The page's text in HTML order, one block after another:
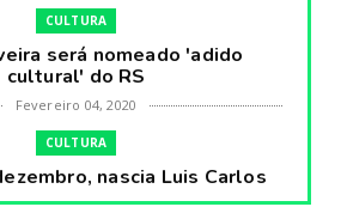
CULTURA
será nomeado 'adido
cultural' do RS
Fevereiro 04, 2020
CULTURA
nascia Luis Carlos
o Cavaleiro ...